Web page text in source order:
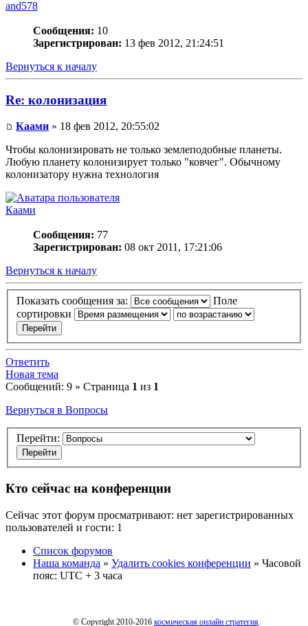
and578
Сообщения: 10
Зарегистрирован: 13 фев 2012, 21:24:51
Вернуться к началу
Re: колонизация
Каами » 18 фев 2012, 20:55:02
Чтобы колонизировать не только землеподобные планеты.
Любую планету колонизирует только "ковчег". Обычному
колонизатору нужна технология
Каами
Сообщения: 77
Зарегистрирован: 08 окт 2011, 17:21:06
Вернуться к началу
Показать сообщения за:
Поле
сортировки
Ответить
Новая тема
Сообщений: 9 » Страница 1 из 1
Вернуться в Вопросы
Перейти:
Кто сейчас на конференции
Сейчас этот форум просматривают: нет зарегистрированных
пользователей и гости: 1
Список форумов
Наша команда » Удалить cookies конференции » Часовой
пояс: UTC + 3 часа
© Copyright 2010-2016 космическая онлайн стратегия.